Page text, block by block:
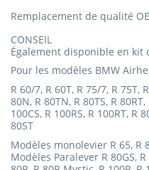
Remplacement de qualité
CONSEIL
Également disponible en kit
Pour les modèles BMW
R 60/7, R 60T, R 75/7, R 75T,
80N, R 80TN, R 80TS, R
100CS, R 100RS, R 100RT, R
80ST
Modèles monolevier R 65, R
Modèles Paralever R 80GS, R